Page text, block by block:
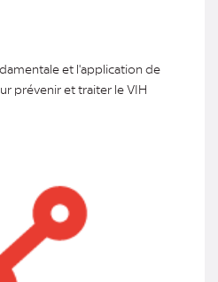
et l'application de
prévenir et traiter le VIH